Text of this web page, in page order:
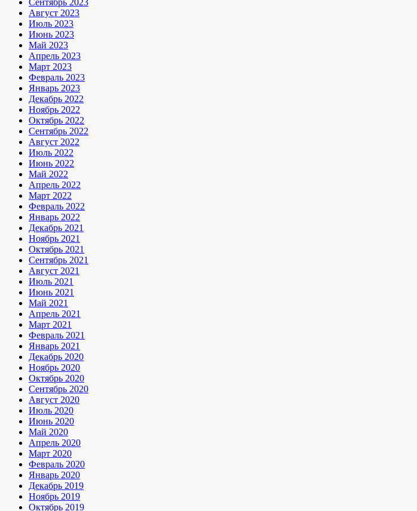
Сентябрь 2023
Август 2023
Июль 2023
Июнь 2023
Май 2023
Апрель 2023
Март 2023
Февраль 2023
Январь 2023
Декабрь 2022
Ноябрь 2022
Октябрь 2022
Сентябрь 2022
Август 2022
Июль 2022
Июнь 2022
Май 2022
Апрель 2022
Март 2022
Февраль 2022
Январь 2022
Декабрь 2021
Ноябрь 2021
Октябрь 2021
Сентябрь 2021
Август 2021
Июль 2021
Июнь 2021
Май 2021
Апрель 2021
Март 2021
Февраль 2021
Январь 2021
Декабрь 2020
Ноябрь 2020
Октябрь 2020
Сентябрь 2020
Август 2020
Июль 2020
Июнь 2020
Май 2020
Апрель 2020
Март 2020
Февраль 2020
Январь 2020
Декабрь 2019
Ноябрь 2019
Октябрь 2019